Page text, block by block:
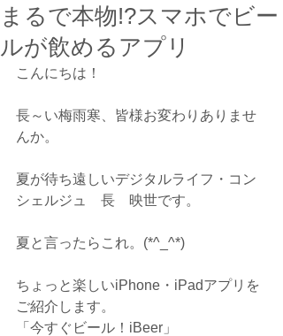
まるで本物!?スマホでビー
ルが飲めるアプリ
こんにちは！
長～い梅雨寒、皆様お変わりありませ
んか。
夏が待ち遠しいデジタルライフ・コン
シェルジュ　長　映世です。
夏と言ったらこれ。(*^_^*)
ちょっと楽しいiPhone・iPadアプリを
ご紹介します。
「今すぐビール！iBeer」